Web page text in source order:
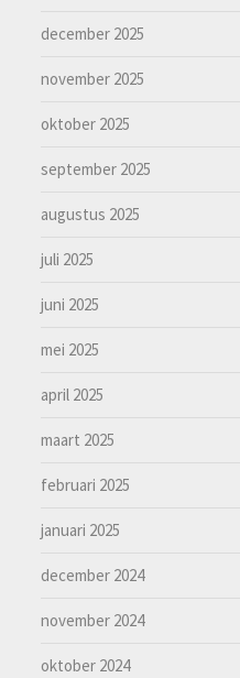
december 2025
november 2025
oktober 2025
september 2025
augustus 2025
juli 2025
juni 2025
mei 2025
april 2025
maart 2025
februari 2025
januari 2025
december 2024
november 2024
oktober 2024